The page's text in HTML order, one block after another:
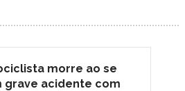
morre ao se
grave acidente com